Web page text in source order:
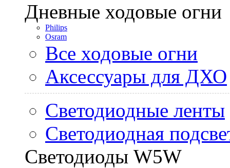
Дневные ходовые огни
Philips
Osram
Все ходовые огни
Аксессуары для ДХО
Светодиодные ленты
Светодиодная
Светодиоды W5W